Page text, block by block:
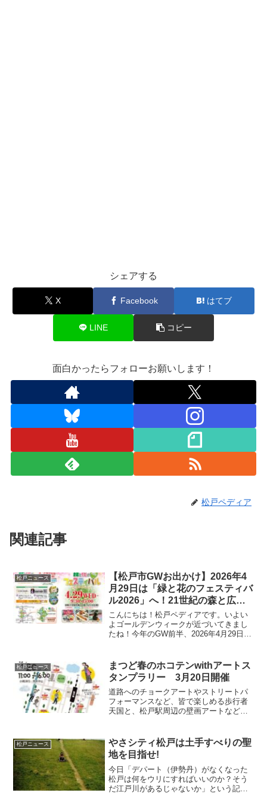
シェアする
X Facebook はてブ
LINE コピー
面白かったらフォローお願いします！
松戸ペディア
関連記事
松戸ニュース
【松戸市GWお出かけ】2026年4
月29日は「緑と花のフェスティバ
ル2026」へ！21世紀の森と広場
でみどりと触れ合おう
こんにちは！松戸ペディアです。いよい
よゴールデンウィークが近づいてきまし
たね！今年のGW前半、2026年4月29日
つどいの広場にて、「緑と花のフェステ
ィバル2026」...
松戸ニュース
まつど春のホコテンwithアートス
タンプラリー 3月20日開催
道路へのチョークアートやストリートパ
フォーマンスなど、皆で楽しめる歩行者
天国と、松戸駅周辺の壁画アートなどを
（水曜・祝日） 11時から16時まで※小
雨決行・荒天中止
松戸ニュース
やさシティ松戸は土手すべりの聖
地を目指せ!
今日「デパート（伊勢丹）がなくなった
松戸は何をウリにすればいいのか？そう
だ江戸川があるじゃないか」という記事